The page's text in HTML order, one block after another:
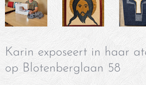
Karin exposeert in haar
op Blotenberglaan 58